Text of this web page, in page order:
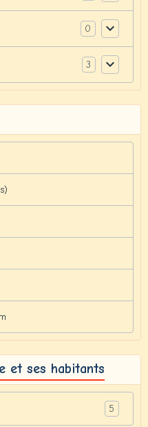
0
3
et ses habitants
5